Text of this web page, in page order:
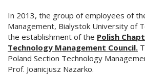
In 2013, the group of employees of
Management, Bialystok University of
the establishment of the Polish
Technology Management Council.
Poland Section Technology
Prof. Joanicjusz Nazarko.